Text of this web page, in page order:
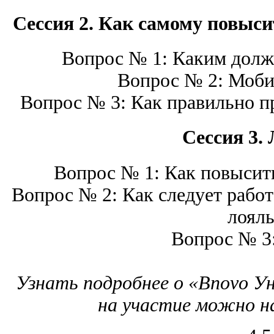
Сессия 2. Как самому
Вопрос № 1: Каким
Вопрос № 2:
Вопрос № 3: Как правильно
Сессия 3.
Вопрос № 1: Как
Вопрос № 2: Как следует
Вопрос №
Узнать подробнее о «Bnovo
на участие можно